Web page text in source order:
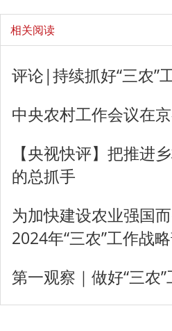
相关阅读
评论|持续抓好“三农”
中央农村工作会议在
【央视快评】把推进
的总抓手
为加快建设农业强国
2024年“三农”工作战
第一观察｜做好“三农